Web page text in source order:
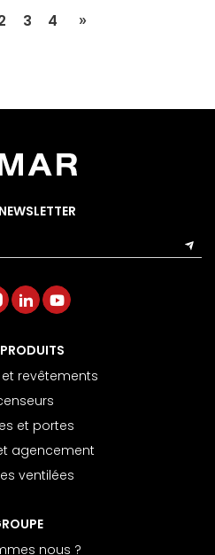
contenu
3 contenu
4
Dernière
»
revêtements
et portes
agencement
ventilées
nous ?